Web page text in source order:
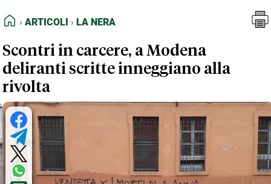
FEED RSS
NORMATIVE DEONTOLOGICHE
TERMINI e CONDIZIONI
HOME
ARTICOLI LA NERA
Scontri in carcere, a Modena
deliranti scritte inneggiano alla
rivolta